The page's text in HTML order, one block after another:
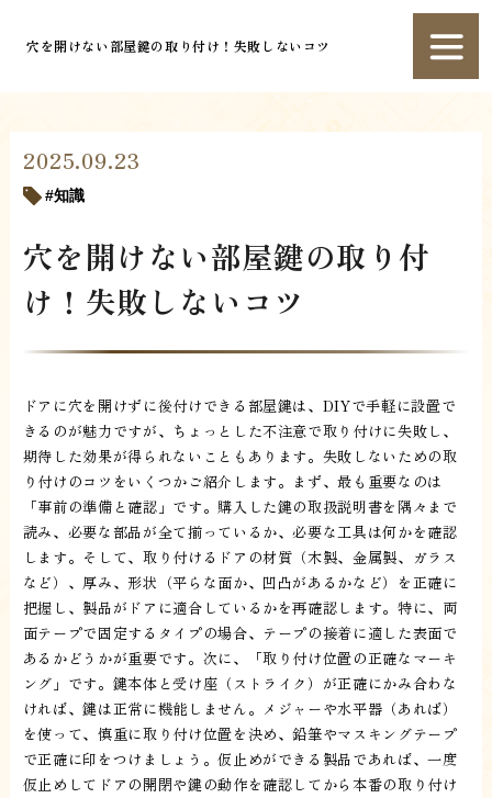
穴を開けない部屋鍵の取り付け！失敗しないコツ
2025.09.23
知識
穴を開けない部屋鍵の取り付
け！失敗しないコツ
ドアに穴を開けずに後付けできる部屋鍵は、DIYで手軽に設置で
きるのが魅力ですが、ちょっとした不注意で取り付けに失敗し、
期待した効果が得られないこともあります。失敗しないための取
り付けのコツをいくつかご紹介します。まず、最も重要なのは
「事前の準備と確認」です。購入した鍵の取扱説明書を隅々まで
読み、必要な部品が全て揃っているか、必要な工具は何かを確認
します。そして、取り付けるドアの材質（木製、金属製、ガラス
など）、厚み、形状（平らな面か、凹凸があるかなど）を正確に
把握し、製品がドアに適合しているかを再確認します。特に、両
面テープで固定するタイプの場合、テープの接着に適した表面で
あるかどうかが重要です。次に、「取り付け位置の正確なマーキ
ング」です。鍵本体と受け座（ストライク）が正確にかみ合わな
ければ、鍵は正常に機能しません。メジャーや水平器（あれば）
を使って、慎重に取り付け位置を決め、鉛筆やマスキングテープ
で正確に印をつけましょう。仮止めができる製品であれば、一度
仮止めしてドアの開閉や鍵の動作を確認してから本番の取り付け